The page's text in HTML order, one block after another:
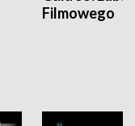
Filmowego